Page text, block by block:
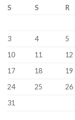
S S R
3
4 5
10
11 12
17
18 19
24
25 26
31